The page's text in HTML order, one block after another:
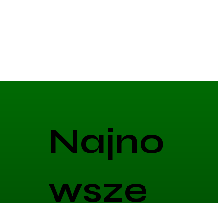
Najno
wsze